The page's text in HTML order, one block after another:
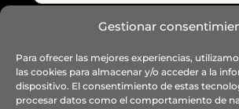
Gestionar
Para ofrecer las mejores experiencias,
las cookies para almacenar y/o acceder a la
dispositivo. El consentimiento de estas
procesar datos como el comportamiento de